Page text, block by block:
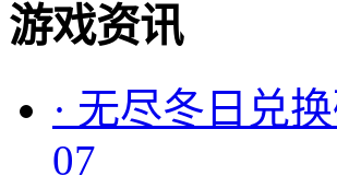
游戏资讯
· 无尽冬日兑
07